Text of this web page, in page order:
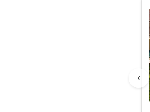
›